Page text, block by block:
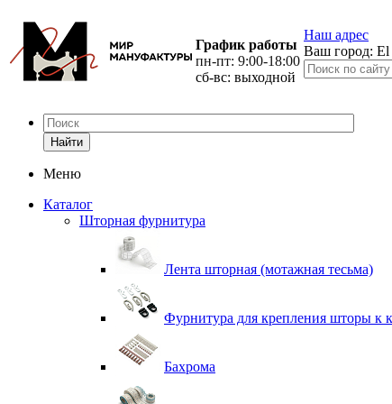
График работы
пн-пт: 9:00-18:00
сб-вс: выходной
Наш адрес
Ваш город: El
Найти
Меню
Каталог
Шторная фурнитура
Лента шторная (мотажная тесьма)
Фурнитура для крепления шторы к
Бахрома